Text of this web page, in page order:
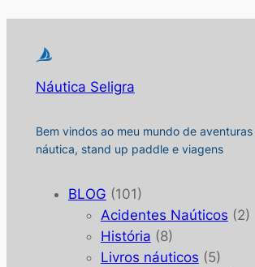
Náutica Seligra
Bem vindos ao meu mundo de
náutica, stand up paddle e viagens
BLOG (101)
Acidentes Naúticos (2)
História (8)
Livros náuticos (5)